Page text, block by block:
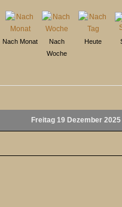
Nach Monat
Nach
Woche
Heute
Freitag 19 Dezember 2025